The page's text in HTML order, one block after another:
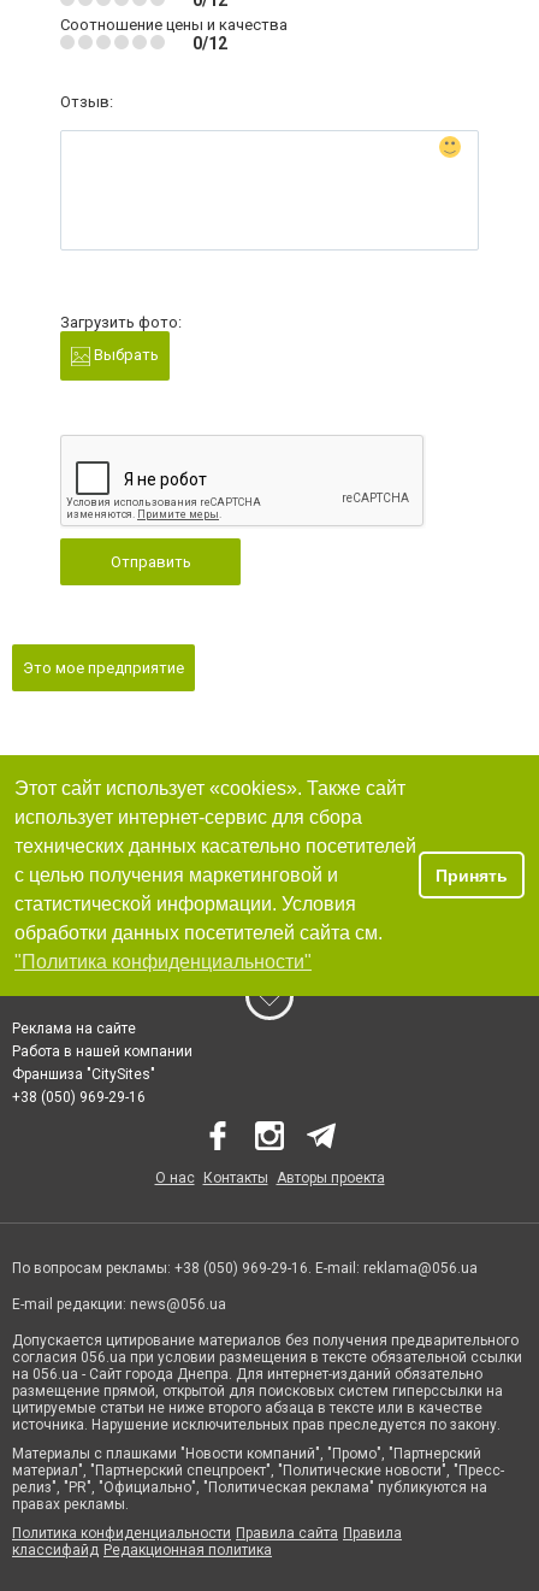
Соотношение цены и качества
0/12
Отзыв:
Загрузить фото:
Выбрать
Отправить
Это мое предприятие
Этот сайт использует «cookies». Также сайт
использует интернет-сервис для сбора
технических данных касательно посетителей
с целью получения маркетинговой и
статистической информации. Условия
обработки данных посетителей сайта см.
"Политика конфиденциальности"
Принять
Реклама на сайте
Работа в нашей компании
Франшиза "CitySites"
+38 (050) 969-29-16
О нас Контакты Авторы проекта
По вопросам рекламы: +38 (050) 969-29-16. E-mail: reklama@056.ua
E-mail редакции: news@056.ua
Допускается цитирование материалов без получения предварительного
согласия 056.ua при условии размещения в тексте обязательной ссылки
на 056.ua - Сайт города Днепра. Для интернет-изданий обязательно
размещение прямой, открытой для поисковых систем гиперссылки на
цитируемые статьи не ниже второго абзаца в тексте или в качестве
источника. Нарушение исключительных прав преследуется по закону.
Материалы с плашками "Новости компаний", "Промо", "Партнерский
материал", "Партнерский спецпроект", "Политические новости", "Пресс-
релиз", "PR", "Официально", "Политическая реклама" публикуются на
правах рекламы.
Политика конфиденциальности Правила сайта Правила
классифайд Редакционная политика